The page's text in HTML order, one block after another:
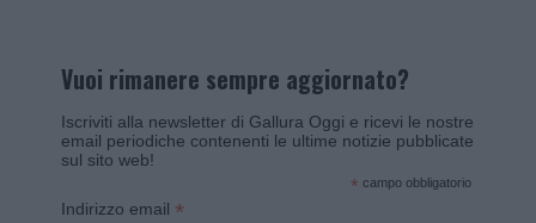
Vuoi rimanere sempre aggiornato?
Iscriviti alla newsletter di Gallura Oggi e ricevi le nostre
email periodiche contenenti le ultime notizie pubblicate
sul sito web!
* campo obbligatorio
Indirizzo email *